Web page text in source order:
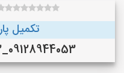
تکمیل
09128944053_02155603613 (تهران)